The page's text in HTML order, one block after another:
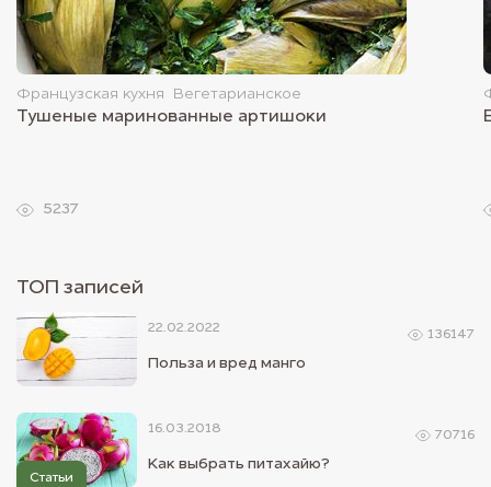
Французская кухня Вегетарианское
Тушеные маринованные артишоки
5237
ТОП записей
22.02.2022
Польза и вред манго
136147
16.03.2018
Статьи
Как выбрать питахайю?
70716